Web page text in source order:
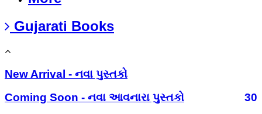
Gujarati Books
New Arrival - નવા પુસ્તકો
Coming Soon - નવા આવનારા પુસ્તકો
30